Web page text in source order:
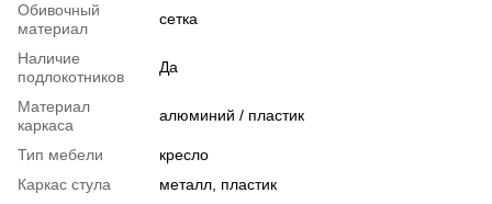
Обивочный
материал
сетка
Наличие
подлокотников
Да
Материал
каркаса
алюминий / пластик
Тип мебели
кресло
Каркас стула
металл, пластик